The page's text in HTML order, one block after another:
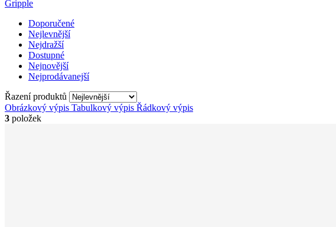
Gripple
Doporučené
Nejlevnější
Nejdražší
Dostupné
Nejnovější
Nejprodávanejší
Řazení produktů
Obrázkový výpis Tabulkový výpis Řádkový výpis
3 položek